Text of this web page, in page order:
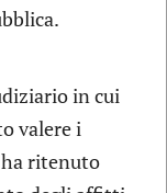
in cui
valere i
ritenuto